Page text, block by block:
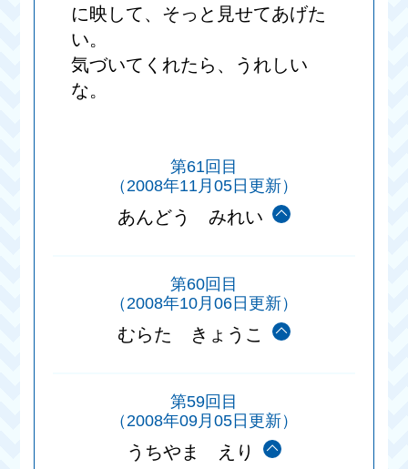
に映して、そっと見せてあげた
い。
気づいてくれたら、うれしい
な。
第61回目
（2008年11月05日更新）
あんどう みれい
第60回目
（2008年10月06日更新）
むらた きょうこ
第59回目
（2008年09月05日更新）
うちやま えり